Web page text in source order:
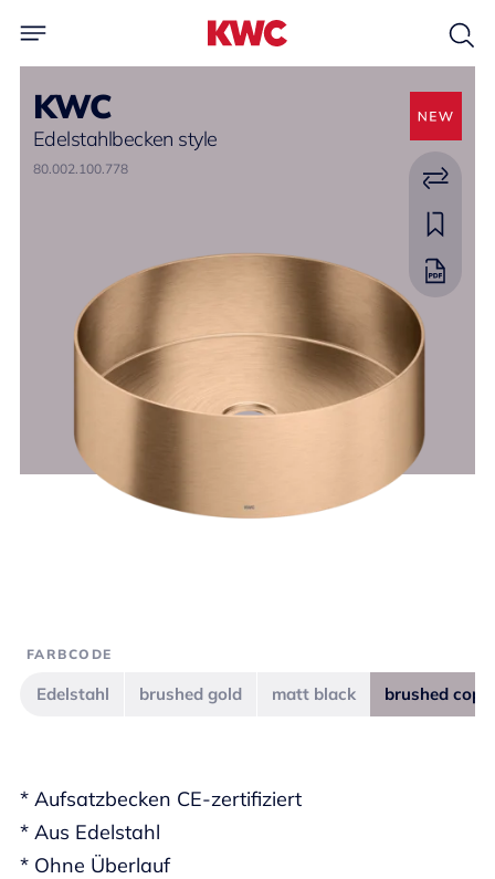
KWC
Edelstahlbecken style
80.002.100.778
* Aufsatzbecken CE-zertifiziert
* Aus Edelstahl
* Ohne Überlauf
FARBCODE
Edelstahl brushed gold matt black brushed